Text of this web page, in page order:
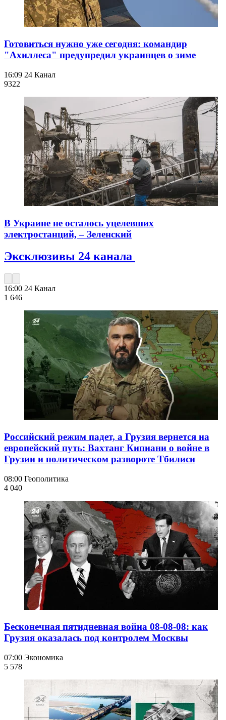
Готовиться нужно уже сегодня: командир
"Ахиллеса" предупредил украинцев о зиме
16:09 24 Канал
9322
В Украине не осталось уцелевших
электростанций, – Зеленский
Эксклюзивы 24 канала
16:00 24 Канал
1 646
Российский режим падет, а Грузия вернется на
европейский путь: Вахтанг Кипиани о войне в
Грузии и политическом развороте Тбилиси
08:00 Геополитика
4 040
Бесконечная пятидневная война 08-08-08: как
Грузия оказалась под контролем Москвы
07:00 Экономика
5 578